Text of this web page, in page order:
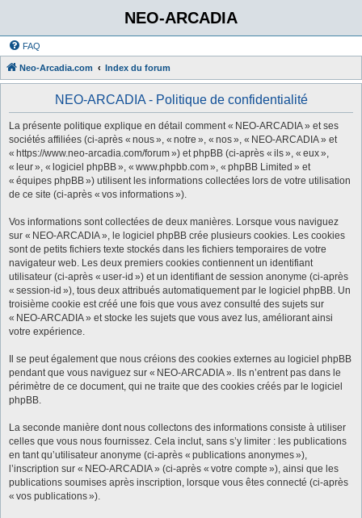
NEO-ARCADIA
FAQ
Neo-Arcadia.com Index du forum
NEO-ARCADIA - Politique de confidentialité
La présente politique explique en détail comment « NEO-ARCADIA » et ses
sociétés affiliées (ci-après « nous », « notre », « nos », « NEO-ARCADIA » et
« https://www.neo-arcadia.com/forum ») et phpBB (ci-après « ils », « eux »,
« leur », « logiciel phpBB », « www.phpbb.com », « phpBB Limited » et
« équipes phpBB ») utilisent les informations collectées lors de votre utilisation
de ce site (ci-après « vos informations »).
Vos informations sont collectées de deux manières. Lorsque vous naviguez
sur « NEO-ARCADIA », le logiciel phpBB crée plusieurs cookies. Les cookies
sont de petits fichiers texte stockés dans les fichiers temporaires de votre
navigateur web. Les deux premiers cookies contiennent un identifiant
utilisateur (ci-après « user-id ») et un identifiant de session anonyme (ci-après
« session-id »), tous deux attribués automatiquement par le logiciel phpBB. Un
troisième cookie est créé une fois que vous avez consulté des sujets sur
« NEO-ARCADIA » et stocke les sujets que vous avez lus, améliorant ainsi
votre expérience.
Il se peut également que nous créions des cookies externes au logiciel phpBB
pendant que vous naviguez sur « NEO-ARCADIA ». Ils n’entrent pas dans le
périmètre de ce document, qui ne traite que des cookies créés par le logiciel
phpBB.
La seconde manière dont nous collectons des informations consiste à utiliser
celles que vous nous fournissez. Cela inclut, sans s’y limiter : les publications
en tant qu’utilisateur anonyme (ci-après « publications anonymes »),
l’inscription sur « NEO-ARCADIA » (ci-après « votre compte »), ainsi que les
publications soumises après inscription, lorsque vous êtes connecté (ci-après
« vos publications »).